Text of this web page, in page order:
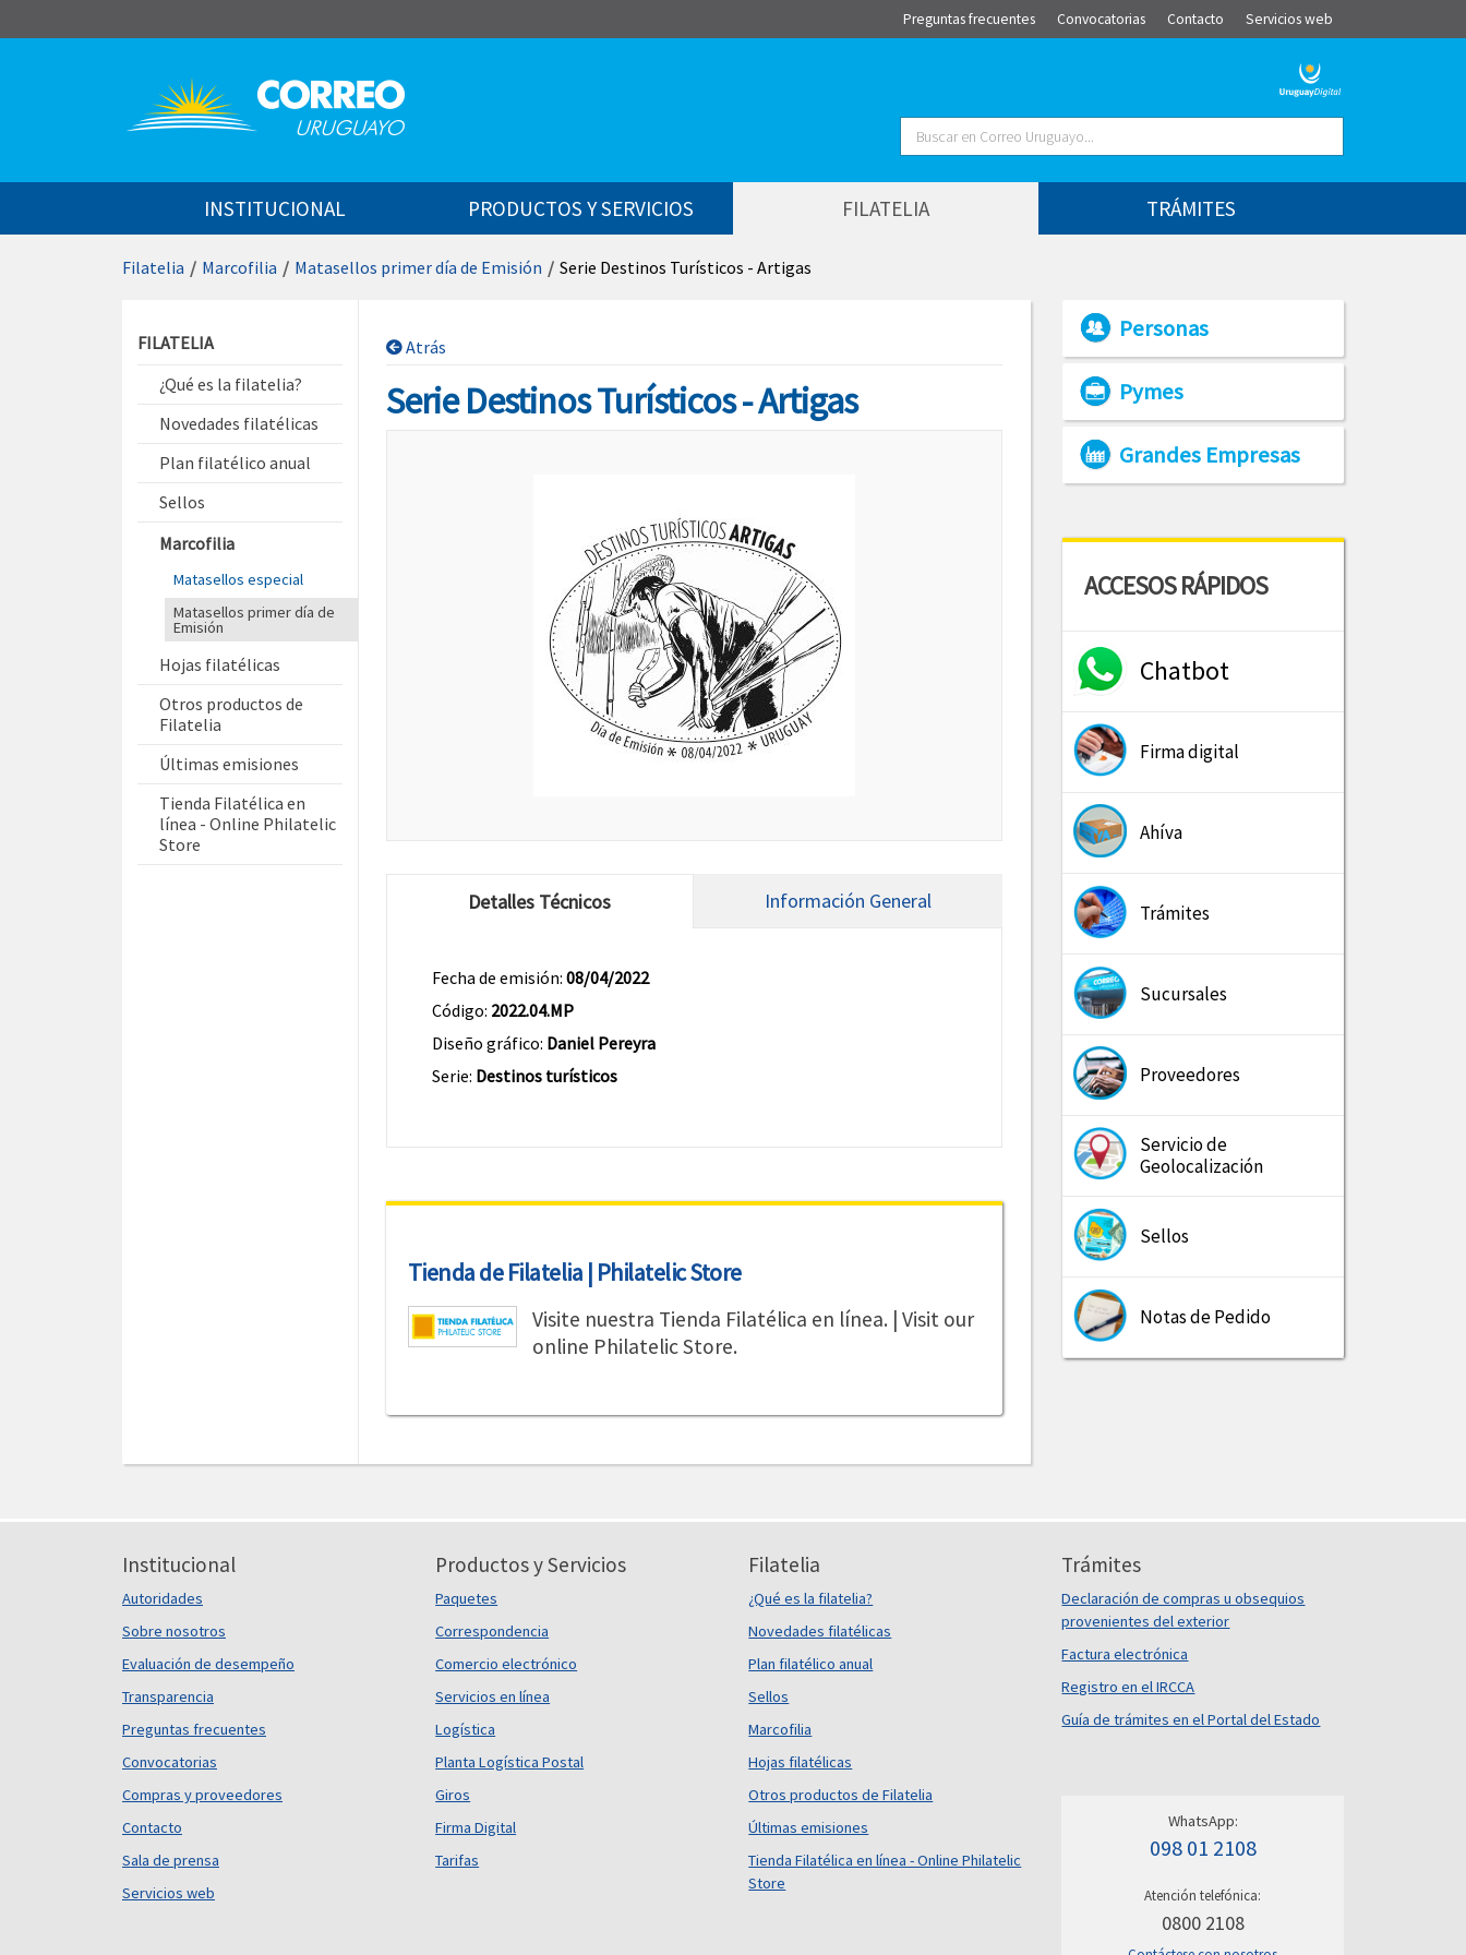
Preguntas frecuentes Convocatorias Contacto Servicios web
Buscar
INSTITUCIONAL PRODUCTOS Y SERVICIOS FILATELIA TRÁMITES
Filatelia / Marcofilia / Matasellos primer día de Emisión / Serie Destinos Turísticos - Artigas
FILATELIA
¿Qué es la filatelia?
Novedades filatélicas
Plan filatélico anual
Sellos
Marcofilia
Matasellos especial
Matasellos primer día de
Emisión
Hojas filatélicas
Otros productos de
Filatelia
Últimas emisiones
Tienda Filatélica en
línea - Online Philatelic
Store
Atrás
Serie Destinos Turísticos - Artigas
Detalles Técnicos Información General
Fecha de emisión: 08/04/2022
Código: 2022.04.MP
Diseño gráfico: Daniel Pereyra
Serie: Destinos turísticos
Tienda de Filatelia | Philatelic Store
Visite nuestra Tienda Filatélica en línea. | Visit our
online Philatelic Store.
Personas
Pymes
Grandes Empresas
ACCESOS RÁPIDOS
Chatbot
Firma digital
Ahíva
Trámites
Sucursales
Proveedores
Servicio de
Geolocalización
Sellos
Notas de Pedido
Institucional
Autoridades
Sobre nosotros
Evaluación de desempeño
Transparencia
Preguntas frecuentes
Convocatorias
Compras y proveedores
Contacto
Sala de prensa
Servicios web
Productos y Servicios
Paquetes
Correspondencia
Comercio electrónico
Servicios en línea
Logística
Planta Logística Postal
Giros
Firma Digital
Tarifas
Filatelia
¿Qué es la filatelia?
Novedades filatélicas
Plan filatélico anual
Sellos
Marcofilia
Hojas filatélicas
Otros productos de Filatelia
Últimas emisiones
Tienda Filatélica en línea - Online Philatelic
Store
Trámites
Declaración de compras u obsequios
provenientes del exterior
Factura electrónica
Registro en el IRCCA
Guía de trámites en el Portal del Estado
WhatsApp:
098 01 2108
Atención telefónica:
0800 2108